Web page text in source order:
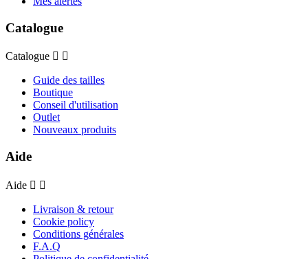
Catalogue
Catalogue  
Guide des tailles
Boutique
Conseil d'utilisation
Outlet
Nouveaux produits
Aide
Aide  
Livraison & retour
Cookie policy
Conditions générales
F.A.Q